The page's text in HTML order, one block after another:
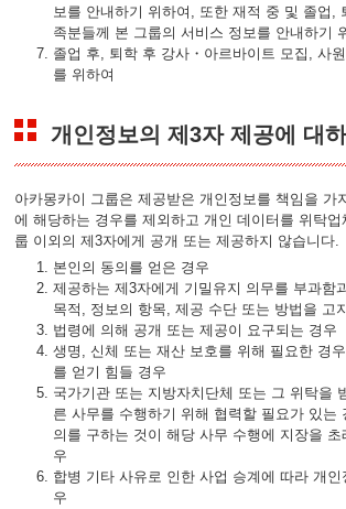
보를 안내하기 위하여, 또한 재적 중 및 졸업,
족분들께 본 그룹의 서비스 정보를 안내하기
졸업 후, 퇴학 후 강사・아르바이트 모집, 사
를 위하여
개인정보의 제3자 제공에 대
아카몽카이 그룹은 제공받은 개인정보를 책임을 가
에 해당하는 경우를 제외하고 개인 데이터를 위탁
룹 이외의 제3자에게 공개 또는 제공하지 않습니다.
본인의 동의를 얻은 경우
제공하는 제3자에게 기밀유지 의무를 부과함
목적, 정보의 항목, 제공 수단 또는 방법을 고
법령에 의해 공개 또는 제공이 요구되는 경우
생명, 신체 또는 재산 보호를 위해 필요한 경
를 얻기 힘들 경우
국가기관 또는 지방자치단체 또는 그 위탁을
른 사무를 수행하기 위해 협력할 필요가 있는
의를 구하는 것이 해당 사무 수행에 지장을 초
우
합병 기타 사유로 인한 사업 승계에 따라 개인
우